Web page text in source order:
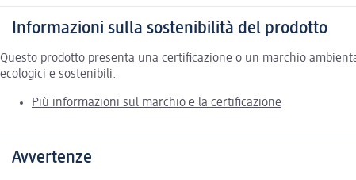
Informazioni sulla sostenibilità del prodotto
Questo prodotto presenta una certificazione o un marchio
ecologici e sostenibili.
Più informazioni sul marchio e la certificazione
Avvertenze